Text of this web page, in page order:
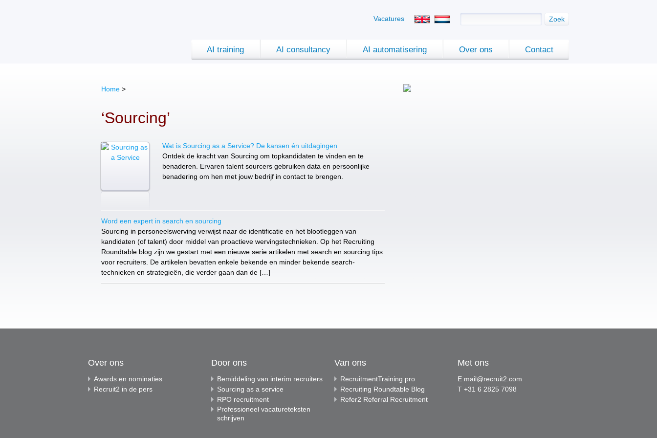
AI training AI consultancy AI automatisering Over ons Contact
Zoek
Vacatures
Home >
‘Sourcing’
Wat is Sourcing as a Service? De kansen én uitdagingen
Ontdek de kracht van Sourcing om topkandidaten te vinden en te
benaderen. Ervaren talent sourcers gebruiken data en persoonlijke
benadering om hen met jouw bedrijf in contact te brengen.
Word een expert in search en sourcing
Sourcing in personeelswerving verwijst naar de identificatie en het blootleggen van
kandidaten (of talent) door middel van proactieve wervingstechnieken. Op het Recruiting
Roundtable blog zijn we gestart met een nieuwe serie artikelen met search en sourcing tips
voor recruiters. De artikelen bevatten enkele bekende en minder bekende search-
technieken en strategieën, die verder gaan dan de […]
Over ons
Awards en nominaties
Recruit2 in de pers
Door ons
Bemiddeling van interim recruiters
Sourcing as a service
RPO recruitment
Professioneel vacatureteksten
schrijven
Van ons
RecruitmentTraining.pro
Recruiting Roundtable Blog
Refer2 Referral Recruitment
Met ons
E mail@recruit2.com
T +31 6 2825 7098